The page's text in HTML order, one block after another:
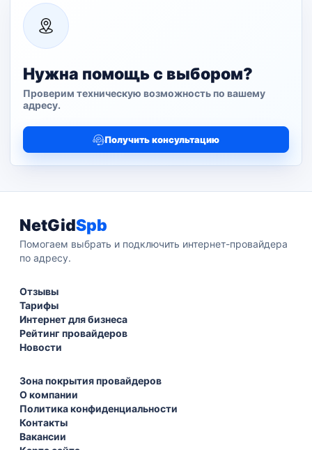
Нужна помощь с выбором?
Проверим техническую возможность по вашему
адресу.
Получить консультацию
NetGidSpb
Помогаем выбрать и подключить интернет-провайдера
по адресу.
Отзывы
Тарифы
Интернет для бизнеса
Рейтинг провайдеров
Новости
Зона покрытия провайдеров
О компании
Политика конфиденциальности
Контакты
Вакансии